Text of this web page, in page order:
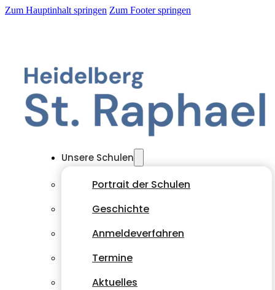
Zum Hauptinhalt springen Zum Footer springen
Unsere Schulen
Portrait der Schulen
Geschichte
Anmeldeverfahren
Termine
Aktuelles